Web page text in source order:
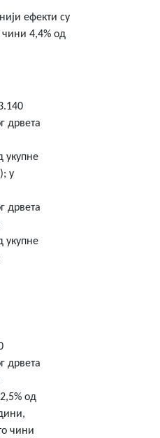
ефекти су
чини 4,4% од
дрвета
укупне
); у
дрвета
укупне
дрвета
од
чини